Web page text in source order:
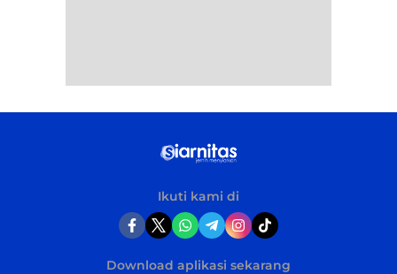
Ikuti kami di
Download aplikasi sekarang